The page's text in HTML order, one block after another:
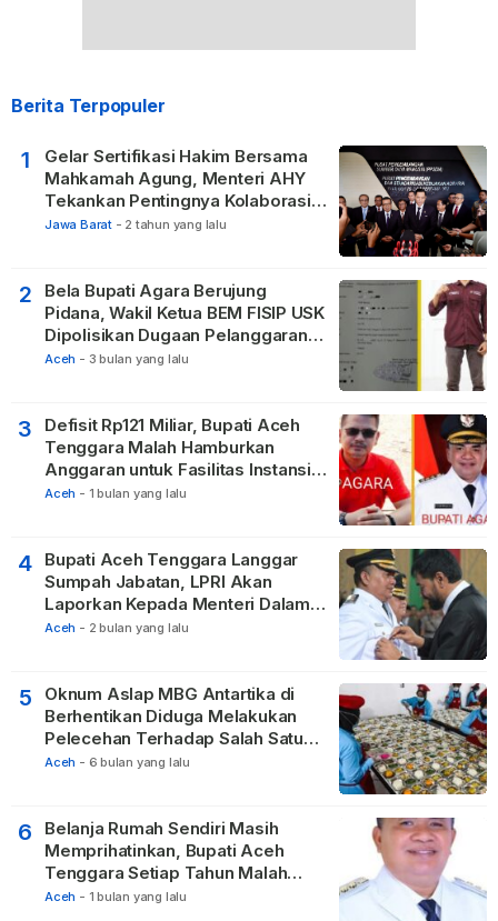
Berita Terpopuler
1
Gelar Sertifikasi Hakim Bersama
Mahkamah Agung, Menteri AHY
Tekankan Pentingnya Kolaborasi
untuk Hadirkan Keadilan bagi
Jawa Barat - 2 tahun yang lalu
2
Bela Bupati Agara Berujung
Pidana, Wakil Ketua BEM FISIP USK
Dipolisikan Dugaan Pelanggaran
Privasi dan UU ITE
Aceh - 3 bulan yang lalu
3
Defisit Rp121 Miliar, Bupati Aceh
Tenggara Malah Hamburkan
Anggaran untuk Fasilitas Instansi
Vertikal
Aceh - 1 bulan yang lalu
4
Bupati Aceh Tenggara Langgar
Sumpah Jabatan, LPRI Akan
Laporkan Kepada Menteri Dalam
Negeri
Aceh - 2 bulan yang lalu
5
Oknum Aslap MBG Antartika di
Berhentikan Diduga Melakukan
Pelecehan Terhadap Salah Satu
Relawan
Aceh - 6 bulan yang lalu
6
Belanja Rumah Sendiri Masih
Memprihatinkan, Bupati Aceh
Tenggara Setiap Tahun Malah
Membangun Pasilitas Rumah
Aceh - 1 bulan yang lalu